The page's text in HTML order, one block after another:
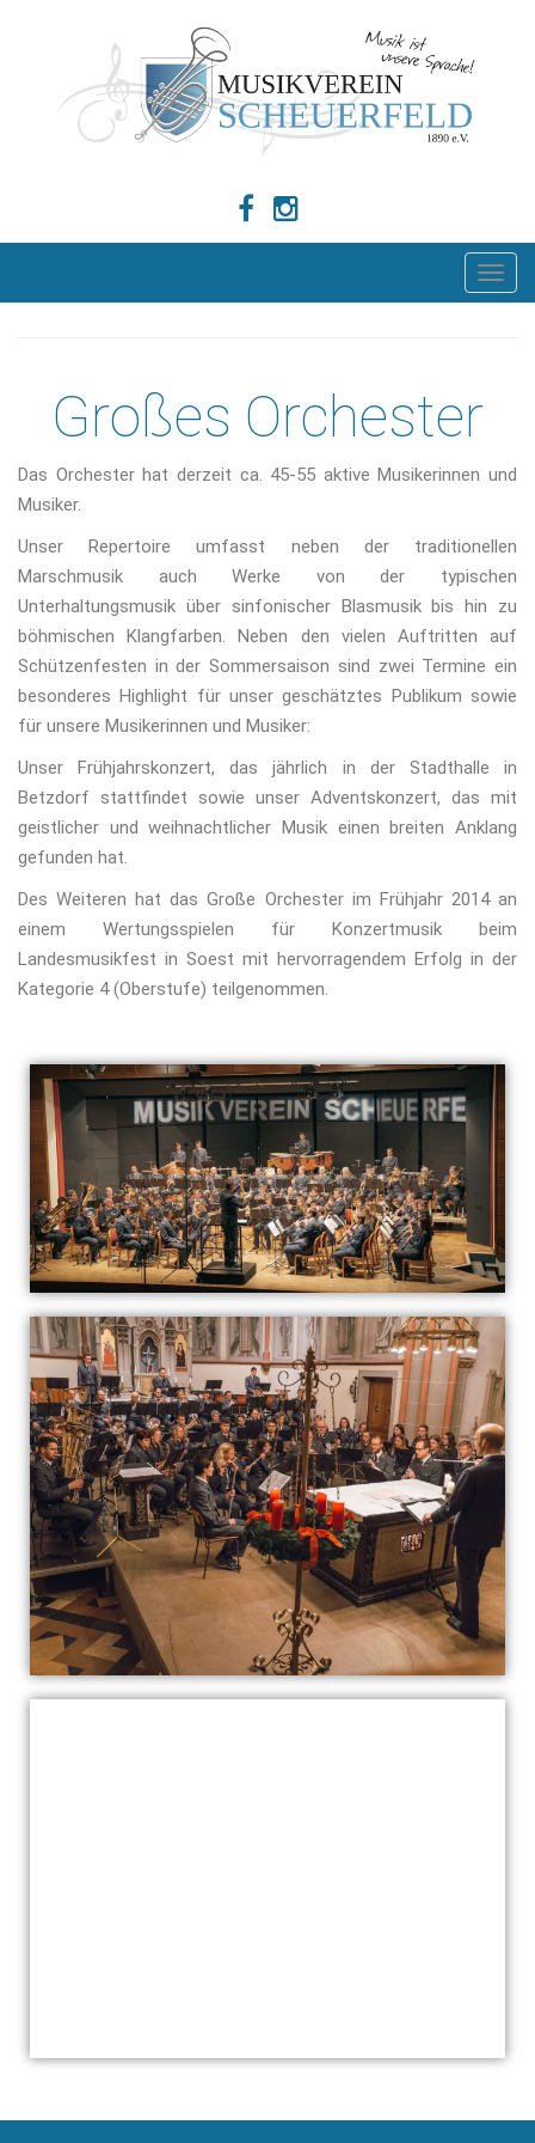
T
o
a
i
g
t
o
Großes Orchester
Das Orchester hat derzeit ca. 45-55 aktive Musikerinnen und
Musiker.
Unser Repertoire umfasst neben der traditionellen
Marschmusik auch Werke von der typischen
Unterhaltungsmusik über sinfonischer Blasmusik bis hin zu
böhmischen Klangfarben. Neben den vielen Auftritten auf
Schützenfesten in der Sommersaison sind zwei Termine ein
besonderes Highlight für unser geschätztes Publikum sowie
für unsere Musikerinnen und Musiker:
Unser Frühjahrskonzert, das jährlich in der Stadthalle in
Betzdorf stattfindet sowie unser Adventskonzert, das mit
geistlicher und weihnachtlicher Musik einen breiten Anklang
gefunden hat.
Des Weiteren hat das Große Orchester im Frühjahr 2014 an
einem Wertungsspielen für Konzertmusik beim
Landesmusikfest in Soest mit hervorragendem Erfolg in der
Kategorie 4 (Oberstufe) teilgenommen.